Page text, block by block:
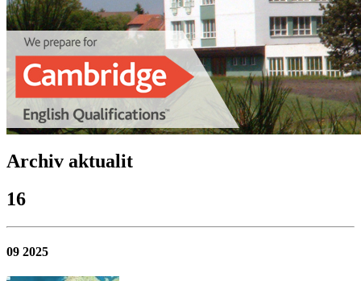
Archiv aktualit
16
09 2025